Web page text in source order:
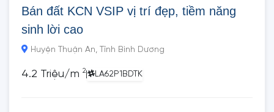
Bán đất KCN VSIP vị trí đẹp, tiềm năng
sinh lời cao
Huyện Thuận An, Tỉnh Bình Dương
4.2 Triệu/m 2 LA62P1BDTK